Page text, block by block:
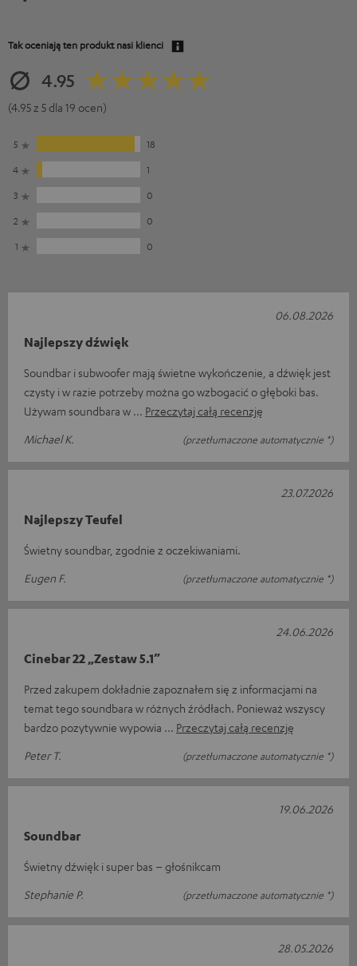
Tak oceniają ten produkt nasi klienci
4.95
(4.95 z 5 dla 19 ocen)
5
18
4
1
3
0
2
0
1
0
Najlepszy dźwięk
Soundbar i subwoofer mają świetne wykończenie, a dźwięk jest
czysty i w razie potrzeby można go wzbogacić o głęboki bas.
Używam soundbara w
Przeczytaj całą recenzję
Michael K.
(przetłumaczone automatycznie *)
06.08.2026
Najlepszy Teufel
Świetny soundbar, zgodnie z oczekiwaniami.
Eugen F.
(przetłumaczone automatycznie *)
23.07.2026
Cinebar 22 „Zestaw 5.1”
Przed zakupem dokładnie zapoznałem się z informacjami na
temat tego soundbara w różnych źródłach. Ponieważ wszyscy
bardzo pozytywnie wypowia
Przeczytaj całą recenzję
Peter T.
(przetłumaczone automatycznie *)
24.06.2026
Soundbar
Świetny dźwięk i super bas – głośnikcam
Stephanie P.
(przetłumaczone automatycznie *)
19.06.2026
28.05.2026